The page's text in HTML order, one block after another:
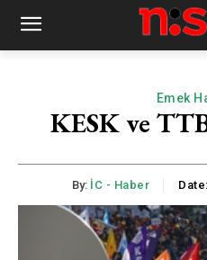
Emek
KESK ve
By: İC - Haber Date: